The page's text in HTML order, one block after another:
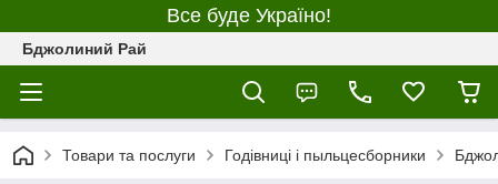
Все буде Україно!
Бджолиний Рай
Товари та послуги Годівниці і пыльцесборники